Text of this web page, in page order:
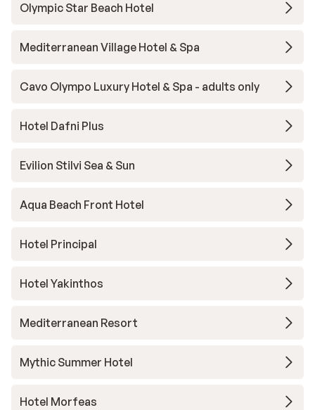
Olympic Star Beach Hotel
Mediterranean Village Hotel & Spa
Cavo Olympo Luxury Hotel & Spa - adults only
Hotel Dafni Plus
Evilion Stilvi Sea & Sun
Aqua Beach Front Hotel
Hotel Principal
Hotel Yakinthos
Mediterranean Resort
Mythic Summer Hotel
Hotel Morfeas